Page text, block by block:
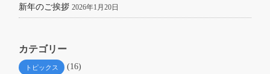
新年のご挨拶 2026年1月20日
カテゴリー
トピックス (16)